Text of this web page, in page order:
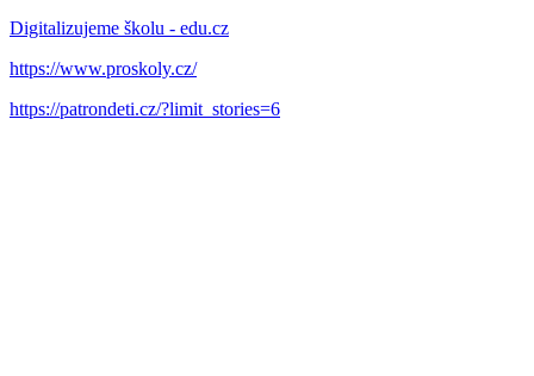
Digitalizujeme školu - edu.cz
https://www.proskoly.cz/
https://patrondeti.cz/?limit_stories=6